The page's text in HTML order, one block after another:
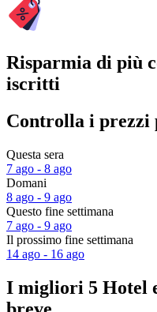
Risparmia di più
iscritti
Controlla i prezzi
Questa sera
7 ago - 8 ago
Domani
8 ago - 9 ago
Questo fine settimana
7 ago - 9 ago
Il prossimo fine settimana
14 ago - 16 ago
I migliori 5 Hotel